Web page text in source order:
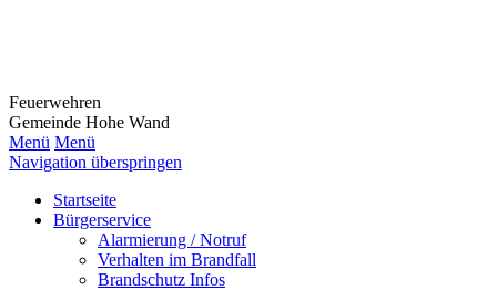
Feuerwehren
Gemeinde Hohe Wand
Menü Menü
Navigation überspringen
Startseite
Bürgerservice
Alarmierung / Notruf
Verhalten im Brandfall
Brandschutz Infos